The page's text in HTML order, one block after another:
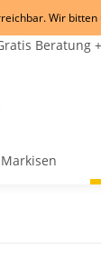
Wir bitten
Beratung
Markisen